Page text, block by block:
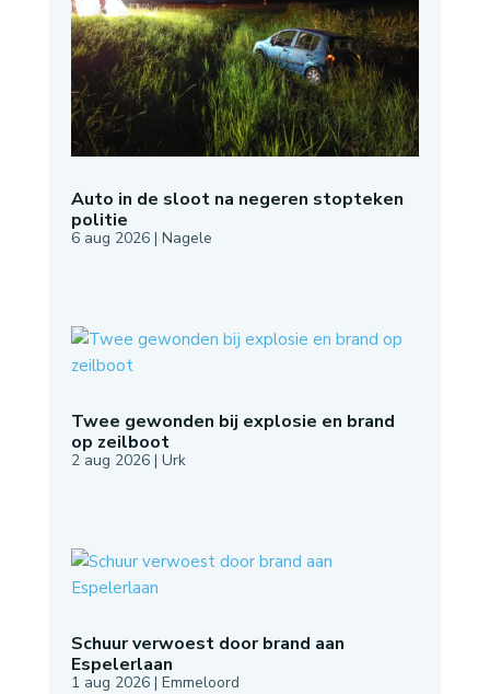
Auto in de sloot na negeren stopteken
politie
6 aug 2026| Nagele
Twee gewonden bij explosie en brand
op zeilboot
2 aug 2026| Urk
Schuur verwoest door brand aan
Espelerlaan
1 aug 2026| Emmeloord